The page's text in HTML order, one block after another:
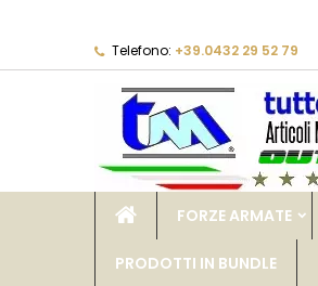
Telefono: +39.0432 29 52 79
FORZE ARMATE
PRODOTTI IN BUNDLE